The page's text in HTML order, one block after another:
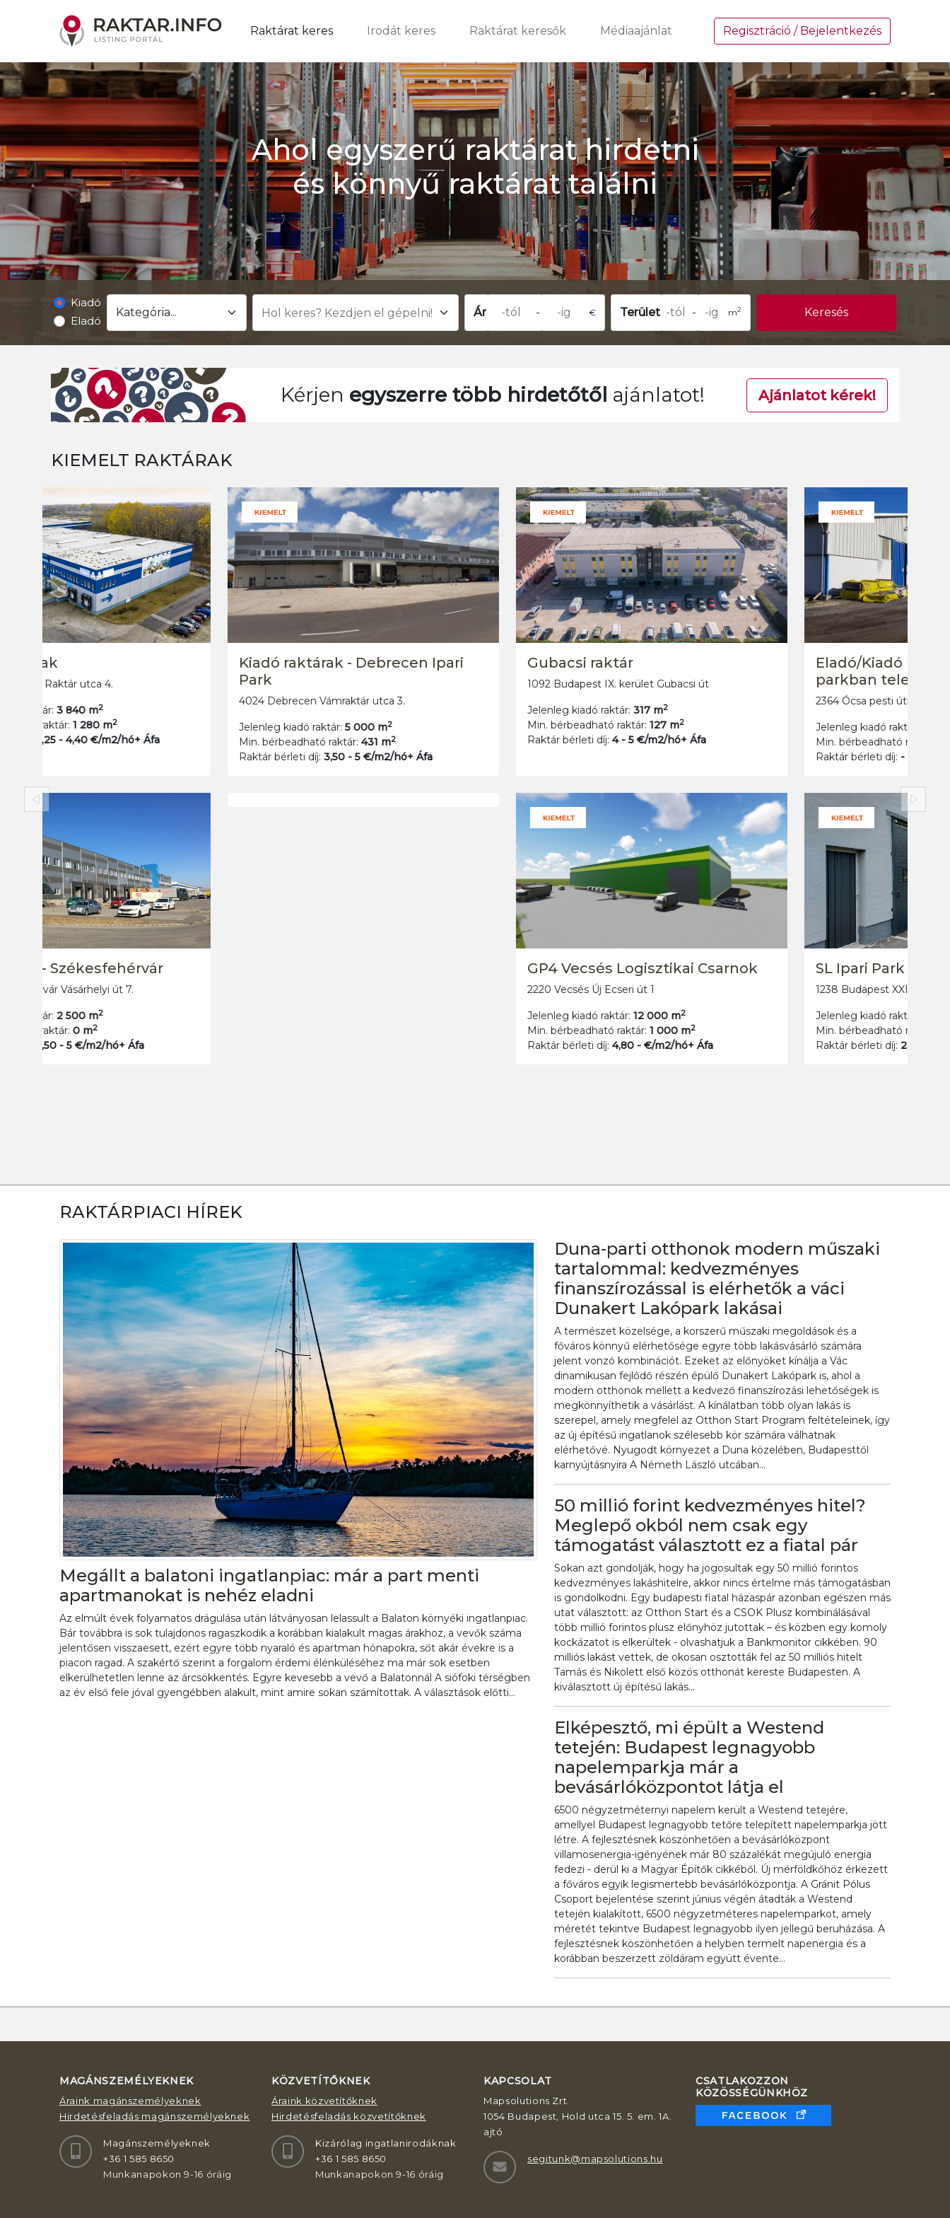
Raktárat keres Irodát keres Raktárat keresők Médiaajánlat Regisztráció / Bejelentkezés
Ahol egyszerű raktárat hirdetni
és könnyű raktárat találni
Kiadó
Eladó
Ár - € Terület - m2 Keresés
Kérjen egyszerre több hirdetőtől ajánlatot! Ajánlatot kérek!
KIEMELT RAKTÁRAK
Eladó/Kiadó M0-M5 Ócsa ipari
parkban telephely, raktárbázis
2364 Ócsa pesti úti major
Jelenleg kiadó raktár:
Min. bérbeadható raktár:
Lanvik Build Kft.
8624 Balatonszárszó Szemesi u.1438/29
Min. bérbeadható raktár:
Raktár bérleti díj: 5,40 - 5,40 €/m2/hó+ Áfa
1092 Budapest IX. kerület Kiskalmár
Jelenleg kiadó raktár:
Min. bérbeadható raktár:
Raktár bérleti díj:
SL Ipari Park
1238 Budapest XXIII. kerület Szentlőrinci út 17 A-B
Jelenleg kiadó raktár:
Min. bérbeadható raktár:
Raktár bérleti díj: 5,20 - 8,50 €/m2/hó+ Áfa
Eco Smart Logistics
2120 Dunakeszi
Jelenleg kiadó raktár:
Min. bérbeadható raktár:
Raktár bérleti díj: 3,50 - 5 €/m2/hó+ Áfa
Előző
RAKTÁRPIACI HÍREK
Megállt a balatoni ingatlanpiac: már a part menti
apartmanokat is nehéz eladni
Az elmúlt évek folyamatos drágulása után látványosan lelassult a Balaton környéki ingatlanpiac.
Bár továbbra is sok tulajdonos ragaszkodik a korábban kialakult magas árakhoz, a vevők száma
jelentősen visszaesett, ezért egyre több nyaraló és apartman hónapokra, sőt akár évekre is a
piacon ragad. A szakértő szerint a forgalom érdemi élénküléséhez ma már sok esetben
elkerülhetetlen lenne az árcsökkentés. Egyre kevesebb a vevő a Balatonnál A siófoki térségben
az év első fele jóval gyengébben alakult, mint amire sokan számítottak. A választások előtti...
Duna-parti otthonok modern műszaki
tartalommal: kedvezményes
finanszírozással is elérhetők a váci
Dunakert Lakópark lakásai
A természet közelsége, a korszerű műszaki megoldások és a
főváros könnyű elérhetősége egyre több lakásvásárló számára
jelent vonzó kombinációt. Ezeket az előnyöket kínálja a Vác
dinamikusan fejlődő részén épülő Dunakert Lakópark is, ahol a
modern otthonok mellett a kedvező finanszírozási lehetőségek is
megkönnyíthetik a vásárlást. A kínálatban több olyan lakás is
szerepel, amely megfelel az Otthon Start Program feltételeinek, így
az új építésű ingatlanok szélesebb kör számára válhatnak
elérhetővé. Nyugodt környezet a Duna közelében, Budapesttől
karnyújtásnyira A Németh László utcában...
50 millió forint kedvezményes hitel?
Meglepő okból nem csak egy
támogatást választott ez a fiatal pár
Sokan azt gondolják, hogy ha jogosultak egy 50 millió forintos
kedvezményes lakáshitelre, akkor nincs értelme más támogatásban
is gondolkodni. Egy budapesti fiatal házaspár azonban egészen más
utat választott: az Otthon Start és a CSOK Plusz kombinálásával
több millió forintos plusz előnyhöz jutottak – és közben egy komoly
kockázatot is elkerültek - olvashatjuk a Bankmonitor cikkében. 90
milliós lakást vettek, de okosan osztották fel az 50 milliós hitelt
Tamás és Nikolett első közös otthonát kereste Budapesten. A
kiválasztott új építésű lakás...
Elképesztő, mi épült a Westend
tetején: Budapest legnagyobb
napelemparkja már a
bevásárlóközpontot látja el
6500 négyzetméternyi napelem került a Westend tetejére,
amellyel Budapest legnagyobb tetőre telepített napelemparkja jött
létre. A fejlesztésnek köszönhetően a bevásárlóközpont
villamosenergia-igényének már 80 százalékát megújuló energia
fedezi - derül ki a Magyar Építők cikkéből. Új mérföldkőhöz érkezett
a főváros egyik legismertebb bevásárlóközpontja. A Gránit Pólus
Csoport bejelentése szerint június végén átadták a Westend
tetején kialakított, 6500 négyzetméteres napelemparkot, amely
méretét tekintve Budapest legnagyobb ilyen jellegű beruházása. A
fejlesztésnek köszönhetően a helyben termelt napenergia és a
korábban beszerzett zöldáram együtt évente...
MAGÁNSZEMÉLYEKNEK
Áraink magánszemélyeknek
Hirdetésfeladás magánszemélyeknek
Magánszemélyeknek
+36 1 585 8650
Munkanapokon 9-16 óráig
KÖZVETÍTŐKNEK
Áraink közvetítőknek
Hirdetésfeladás közvetítőknek
Kizárólag ingatlanirodáknak
+36 1 585 8650
Munkanapokon 9-16 óráig
KAPCSOLAT
Mapsolutions Zrt.
1054 Budapest, Hold utca 15. 5. em. 1A.
ajtó
segitunk@mapsolutions.hu
CSATLAKOZZON
KÖZÖSSÉGÜNKHÖZ